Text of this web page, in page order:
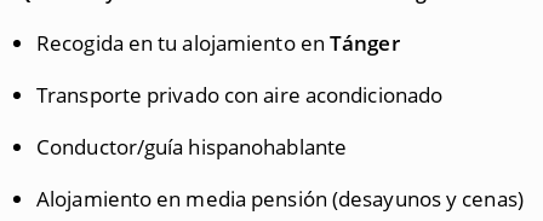
Recogida en tu alojamiento en Tánger
Transporte privado con aire acondicionado
Conductor/guía hispanohablante
Alojamiento en media pensión (desayunos y cenas)